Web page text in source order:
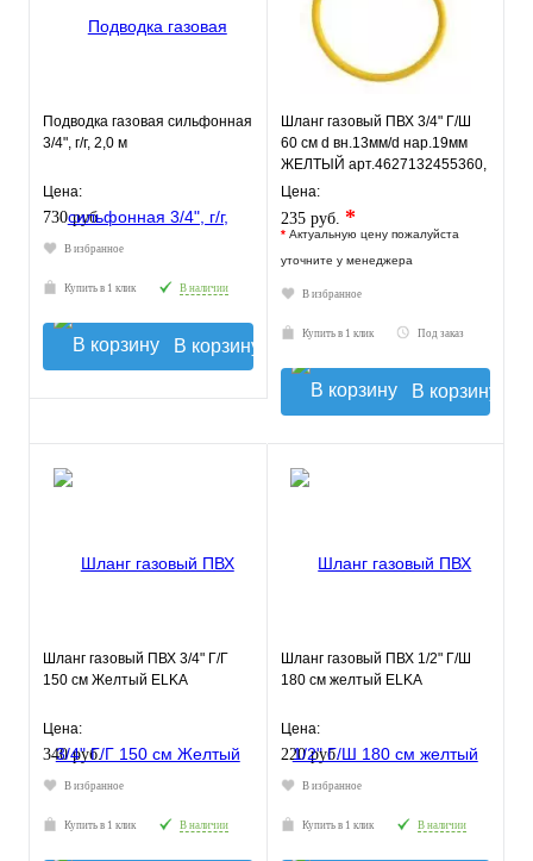
Подводка газовая сильфонная
3/4", г/г, 2,0 м
Цена:
730 руб.
В избранное
Купить в 1 клик В наличии
В корзину
Шланг газовый ПВХ 3/4" Г/Ш
60 см d вн.13мм/d нар.19мм
ЖЕЛТЫЙ арт.4627132455360,
ELKA
Цена:
235 руб. *
* Актуальную цену пожалуйста
уточните у менеджера
В избранное
Купить в 1 клик Под заказ
В корзину
Шланг газовый ПВХ 3/4" Г/Г
150 см Желтый ELKA
Цена:
340 руб.
В избранное
Купить в 1 клик В наличии
Шланг газовый ПВХ 1/2" Г/Ш
180 см желтый ELKA
Цена:
220 руб.
В избранное
Купить в 1 клик В наличии